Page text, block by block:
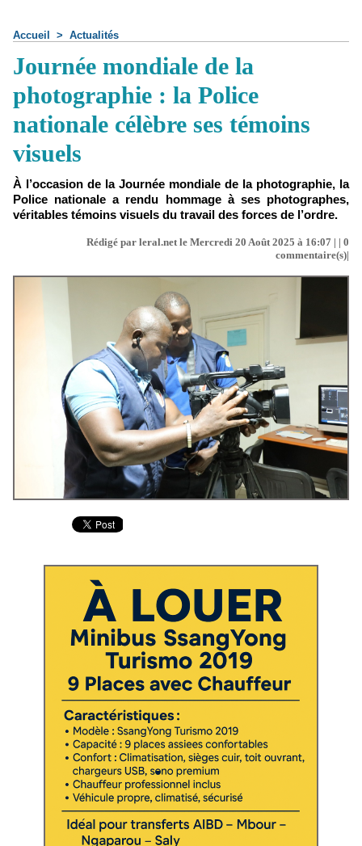
Accueil > Actualités
Journée mondiale de la
photographie : la Police
nationale célèbre ses témoins
visuels
À l’occasion de la Journée mondiale de la photographie, la
Police nationale a rendu hommage à ses photographes,
véritables témoins visuels du travail des forces de l’ordre.
Rédigé par leral.net le Mercredi 20 Août 2025 à 16:07 | | 0
commentaire(s)|